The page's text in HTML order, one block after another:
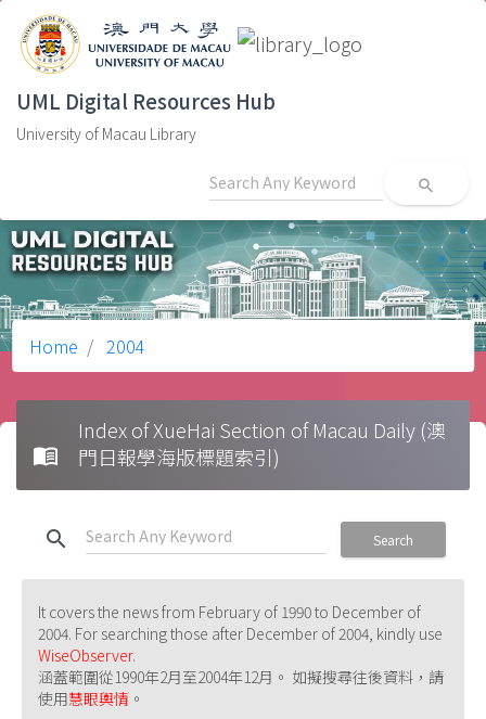
UML Digital Resources Hub
University of Macau Library
search
Home 2004
menu_book
Index of XueHai Section of Macau Daily (澳
門日報學海版標題索引)
search Search
It covers the news from February of 1990 to December of
2004. For searching those after December of 2004, kindly use
WiseObserver.
涵蓋範圍從1990年2月至2004年12月。 如擬搜尋往後資料，請
使用慧眼輿情 。